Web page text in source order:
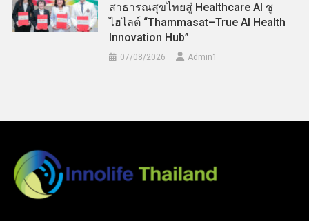
สาธารณสุขไทยสู่ Healthcare AI ชู
ไฮไลต์ “Thammasat–True AI Health
Innovation Hub”
07/08/2026 Admin​1